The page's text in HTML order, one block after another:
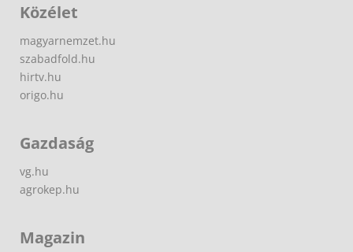
Közélet
magyarnemzet.hu
szabadfold.hu
hirtv.hu
origo.hu
Gazdaság
vg.hu
agrokep.hu
Magazin